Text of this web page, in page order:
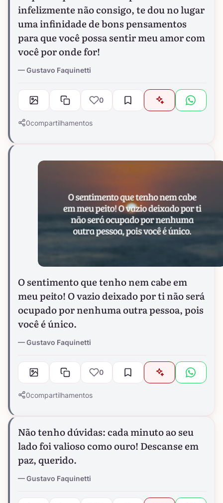
infelizmente não consigo, te dou no lugar
uma infinidade de bons pensamentos
para que você possa sentir meu amor com
você por onde for!
Gustavo Faquinetti
0
0compartilhamentos
O sentimento que tenho nem cabe em
meu peito! O vazio deixado por ti não será
ocupado por nenhuma outra pessoa, pois
você é único.
Gustavo Faquinetti
0
0compartilhamentos
Não tenho dúvidas: cada minuto ao seu
lado foi valioso como ouro! Descanse em
paz, querido.
Gustavo Faquinetti